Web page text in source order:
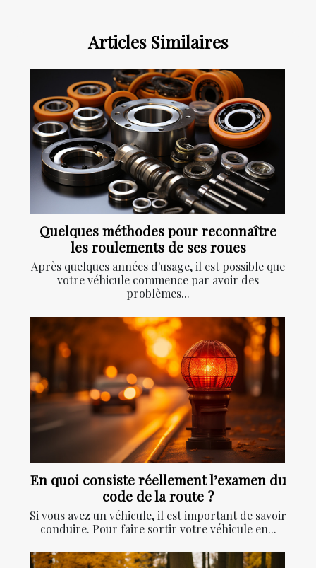
Articles Similaires
Quelques méthodes pour reconnaître
les roulements de ses roues
Après quelques années d'usage, il est possible que
votre véhicule commence par avoir des
problèmes...
En quoi consiste réellement l’examen du
code de la route ?
Si vous avez un véhicule, il est important de savoir
conduire. Pour faire sortir votre véhicule en...